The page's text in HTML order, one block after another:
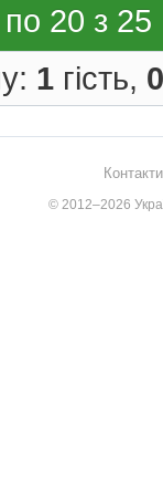
20 з 25
1 гість, 0
© 2012–2026